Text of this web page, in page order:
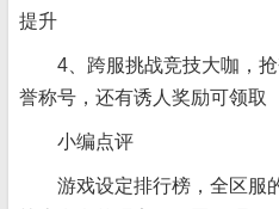
提升
4、跨服挑战竞技大咖，
誉称号，还有诱人奖励可领取
小编点评
游戏设定排行榜，全区服